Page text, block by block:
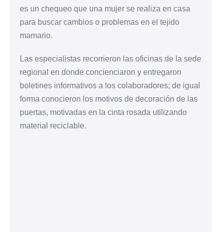
es un chequeo que una mujer se realiza en casa
para buscar cambios o problemas en el tejido
mamario.
Las especialistas recorrieron las oficinas de la sede
regional en donde concienciaron y entregaron
boletines informativos a los colaboradores; de igual
forma conocieron los motivos de decoración de las
puertas, motivadas en la cinta rosada utilizando
material reciclable.